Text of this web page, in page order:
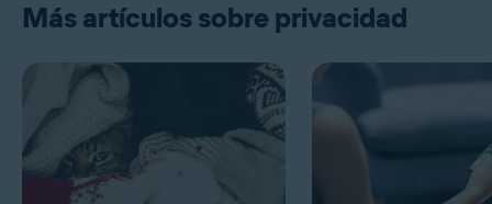
Más artículos sobre privacidad